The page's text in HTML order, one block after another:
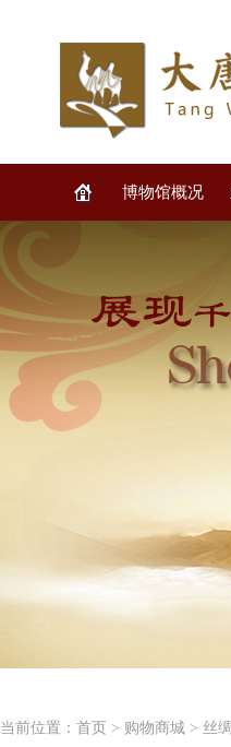
博物馆概况
当前位置： 首页 > 购物商城 > 丝绸